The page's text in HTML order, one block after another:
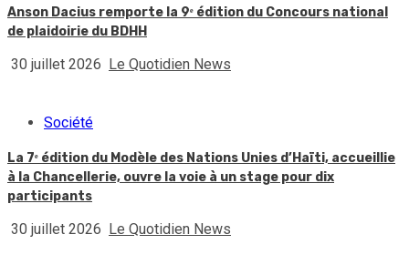
Anson Dacius remporte la 9ᵉ édition du Concours national
de plaidoirie du BDHH
30 juillet 2026 Le Quotidien News
Société
La 7ᵉ édition du Modèle des Nations Unies d’Haïti, accueillie
à la Chancellerie, ouvre la voie à un stage pour dix
participants
30 juillet 2026 Le Quotidien News